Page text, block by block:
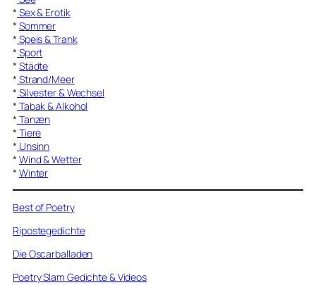
* Sex & Erotik
* Sommer
* Speis & Trank
* Sport
* Städte
* Strand/Meer
* Silvester & Wechsel
* Tabak & Alkohol
* Tanzen
* Tiere
* Unsinn
* Wind & Wetter
* Winter
Best of Poetry
Ripostegedichte
Die Oscarballaden
Poetry Slam Gedichte & Videos